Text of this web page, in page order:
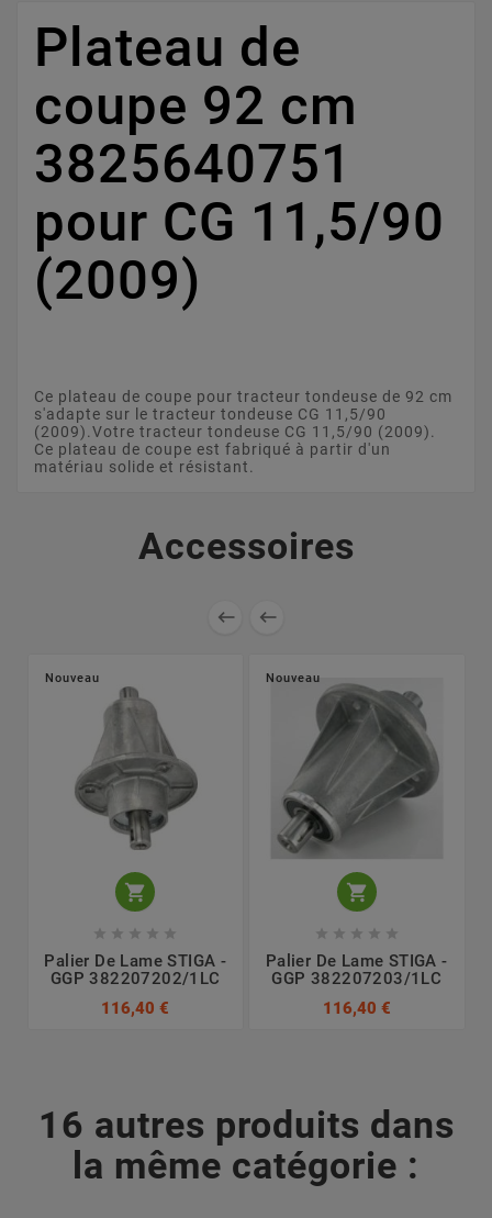
Plateau de
coupe 92 cm
3825640751
pour CG 11,5/90
(2009)
Ce plateau de coupe pour tracteur tondeuse de 92 cm
s'adapte sur le tracteur tondeuse CG 11,5/90
(2009).Votre tracteur tondeuse CG 11,5/90 (2009).
Ce plateau de coupe est fabriqué à partir d'un
matériau solide et résistant.
Accessoires
 
Nouveau

    
Palier De Lame STIGA -
GGP 382207202/1LC
116,40 €
Nouveau

    
Palier De Lame STIGA -
GGP 382207203/1LC
116,40 €
16 autres produits dans
la même catégorie :